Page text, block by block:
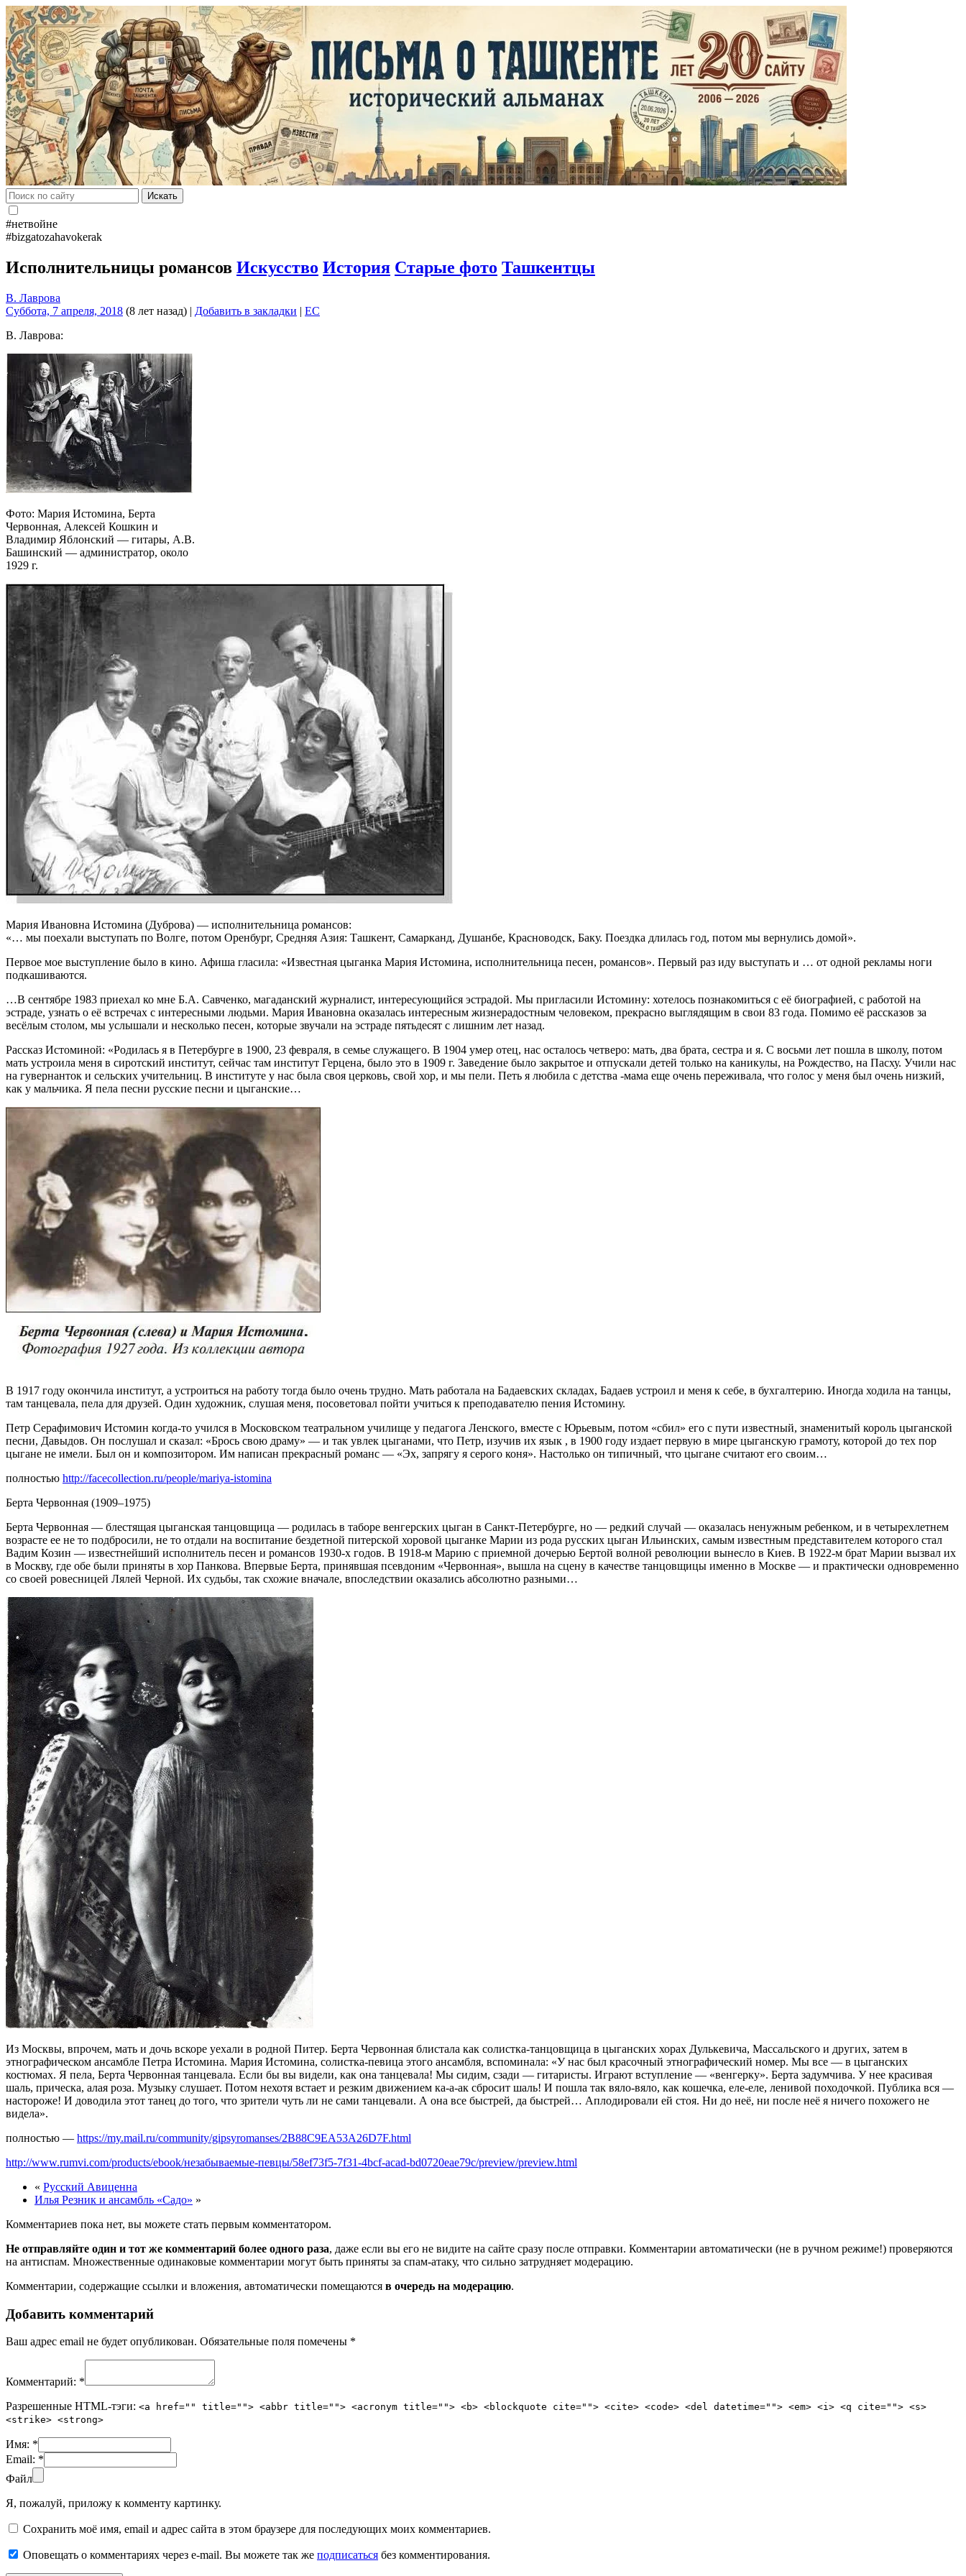
Искать
#нетвойне
#bizgatozahavokerak
Исполнительницы романсов Искусство История Старые фото Ташкентцы
В. Лаврова
Суббота, 7 апреля, 2018 (8 лет назад) | Добавить в закладки | EC
В. Лаврова:
Фото: Мария Истомина, Берта
Червонная, Алексей Кошкин и
Владимир Яблонский — гитары, А.В.
Башинский — администратор, около
1929 г.
Мария Ивановна Истомина (Дуброва) — исполнительница романсов:
«… мы поехали выступать по Волге, потом Оренбург, Средняя Азия: Ташкент, Самарканд, Душанбе, Красноводск, Баку. Поездка длилась год, потом мы вернулись домой».
Первое мое выступление было в кино. Афиша гласила: «Известная цыганка Мария Истомина, исполнительница песен, романсов». Первый раз иду выступать и … от одной рекламы ноги
подкашиваются.
…В сентябре 1983 приехал ко мне Б.А. Савченко, магаданский журналист, интересующийся эстрадой. Мы пригласили Истомину: хотелось познакомиться с её биографией, с работой на
эстраде, узнать о её встречах с интересными людьми. Мария Ивановна оказалась интересным жизнерадостным человеком, прекрасно выглядящим в свои 83 года. Помимо её рассказов за
весёлым столом, мы услышали и несколько песен, которые звучали на эстраде пятьдесят с лишним лет назад.
Рассказ Истоминой: «Родилась я в Петербурге в 1900, 23 февраля, в семье служащего. В 1904 умер отец, нас осталось четверо: мать, два брата, сестра и я. С восьми лет пошла в школу, потом
мать устроила меня в сиротский институт, сейчас там институт Герцена, было это в 1909 г. Заведение было закрытое и отпускали детей только на каникулы, на Рождество, на Пасху. Учили нас
на гувернанток и сельских учительниц. В институте у нас была своя церковь, свой хор, и мы пели. Петь я любила с детства -мама еще очень переживала, что голос у меня был очень низкий,
как у мальчика. Я пела песни русские песни и цыганские…
В 1917 году окончила институт, а устроиться на работу тогда было очень трудно. Мать работала на Бадаевских складах, Бадаев устроил и меня к себе, в бухгалтерию. Иногда ходила на танцы,
там танцевала, пела для друзей. Один художник, слушая меня, посоветовал пойти учиться к преподавателю пения Истомину.
Петр Серафимович Истомин когда-то учился в Московском театральном училище у педагога Ленского, вместе с Юрьевым, потом «сбил» его с пути известный, знаменитый король цыганской
песни, Давыдов. Он послушал и сказал: «Брось свою драму» — и так увлек цыганами, что Петр, изучив их язык , в 1900 году издает первую в мире цыганскую грамоту, которой до тех пор
цыгане не имели. Был он и композитором. Им написан прекрасный романс — «Эх, запрягу я серого коня». Настолько он типичный, что цыгане считают его своим…
полностью http://facecollection.ru/people/mariya-istomina
Берта Червонная (1909–1975)
Берта Червонная — блестящая цыганская танцовщица — родилась в таборе венгерских цыган в Санкт-Петербурге, но — редкий случай — оказалась ненужным ребенком, и в четырехлетнем
возрасте ее не то подбросили, не то отдали на воспитание бездетной питерской хоровой цыганке Марии из рода русских цыган Ильинских, самым известным представителем которого стал
Вадим Козин — известнейший исполнитель песен и романсов 1930-х годов. В 1918-м Марию с приемной дочерью Бертой волной революции вынесло в Киев. В 1922-м брат Марии вызвал их
в Москву, где обе были приняты в хор Панкова. Впервые Берта, принявшая псевдоним «Червонная», вышла на сцену в качестве танцовщицы именно в Москве — и практически одновременно
со своей ровесницей Лялей Черной. Их судьбы, так схожие вначале, впоследствии оказались абсолютно разными…
Из Москвы, впрочем, мать и дочь вскоре уехали в родной Питер. Берта Червонная блистала как солистка-танцовщица в цыганских хорах Дулькевича, Массальского и других, затем в
этнографическом ансамбле Петра Истомина. Мария Истомина, солистка-певица этого ансамбля, вспоминала: «У нас был красочный этнографический номер. Мы все — в цыганских
костюмах. Я пела, Берта Червонная танцевала. Если бы вы видели, как она танцевала! Мы сидим, сзади — гитаристы. Играют вступление — «венгерку». Берта задумчива. У нее красивая
шаль, прическа, алая роза. Музыку слушает. Потом нехотя встает и резким движением ка-а-ак сбросит шаль! И пошла так вяло-вяло, как кошечка, еле-еле, ленивой походочкой. Публика вся —
настороже! И доводила этот танец до того, что зрители чуть ли не сами танцевали. А она все быстрей, да быстрей… Аплодировали ей стоя. Ни до неё, ни после неё я ничего похожего не
видела».
полностью — https://my.mail.ru/community/gipsyromanses/2B88C9EA53A26D7F.html
http://www.rumvi.com/products/ebook/незабываемые-певцы/58ef73f5-7f31-4bcf-acad-bd0720eae79c/preview/preview.html
« Русский Авиценна
Илья Резник и ансамбль «Садо» »
Комментариев пока нет, вы можете стать первым комментатором.
Не отправляйте один и тот же комментарий более одного раза, даже если вы его не видите на сайте сразу после отправки. Комментарии автоматически (не в ручном режиме!) проверяются
на антиспам. Множественные одинаковые комментарии могут быть приняты за спам-атаку, что сильно затрудняет модерацию.
Комментарии, содержащие ссылки и вложения, автоматически помещаются в очередь на модерацию.
Добавить комментарий
Ваш адрес email не будет опубликован. Обязательные поля помечены *
Комментарий: *
Разрешенные HTML-тэги: <a href="" title=""> <abbr title=""> <acronym title=""> <b> <blockquote cite=""> <cite> <code> <del datetime=""> <em> <i> <q cite=""> <s>
<strike> <strong>
Имя: *
Email: *
Файл
Я, пожалуй, приложу к комменту картинку.
Сохранить моё имя, email и адрес сайта в этом браузере для последующих моих комментариев.
Оповещать о комментариях через e-mail. Вы можете так же подписаться без комментирования.